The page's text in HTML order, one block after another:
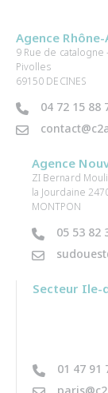
Agence
9 Rue de catalogne
Pivolles
69150 DECINES
04 72 15 88
Agence
ZI Bernard
la Jourdaine
MONTPON
05 53 82
Secteur Ile-
01 47 91